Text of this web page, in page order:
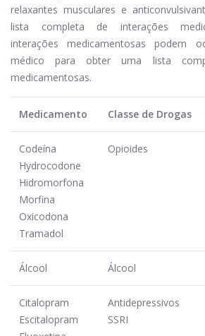
relaxantes musculares e
lista completa de interações
interações medicamentosas podem
médico para obter uma lista
medicamentosas.
Medicamento Classe de Drogas
Codeína
Hydrocodone
Hidromorfona
Morfina
Oxicodona
Tramadol
Opioides
Álcool Álcool
Citalopram
Escitalopram
Antidepressivos
SSRI